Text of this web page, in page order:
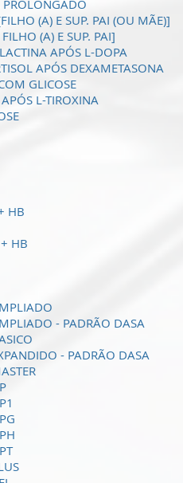
PROLONGADO
(A) E SUP. PAI (OU MÃE)]
(A) E SUP. PAI]
APÓS L-DOPA
APÓS DEXAMETASONA
GLICOSE
L-TIROXINA
HB
HB
- PADRÃO DASA
- PADRÃO DASA